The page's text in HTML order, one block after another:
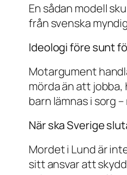
En sådan modell
från svenska
Ideologi före sunt
Motargument
mörda än att
barn lämnas i sorg
När ska Sverige
Mordet i Lund är
sitt ansvar att